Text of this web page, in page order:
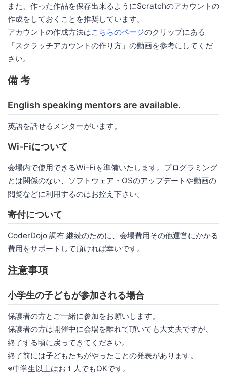
また、作った作品を保存出来るようにScratchのアカウントの
作成をしておくことを推奨しています。
アカウントの作成方法はこちらのページのクリップにある
「スクラッチアカウントの作り方」の動画を参考にしてくだ
さい。
備 考
English speaking mentors are available.
英語を話せるメンターがいます。
Wi-Fiについて
会場内で使用できるWi-Fiを準備いたします。プログラミング
とは関係のない、ソフトウェア・OSのアップデートや動画の
閲覧などに利用するのはお控え下さい。
寄付について
CoderDojo 調布 継続のために、会場費用その他運営にかかる
費用をサポートして頂ければ幸いです。
注意事項
小学生の子どもが参加される場合
保護者の方とご一緒に参加をお願いします。
保護者の方は開催中に会場を離れて頂いても大丈夫ですが、
終了する頃に戻ってきてください。
終了前には子どもたちがやったことの発表があります。
※中学生以上はお１人でもOKです。